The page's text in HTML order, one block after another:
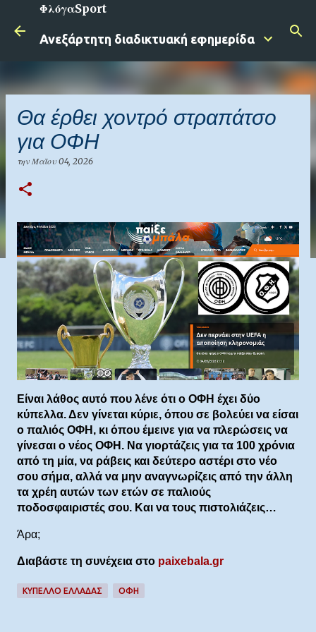
Μετάβαση στο κύριο περιεχόμενο
ΦλόγαSport
Ανεξάρτητη διαδικτυακή εφημερίδα
Θα έρθει χοντρό στραπάτσο
για ΟΦΗ
την Μαΐου 04, 2026
Είναι λάθος αυτό που λένε ότι ο ΟΦΗ έχει δύο
κύπελλα. Δεν γίνεται κύριε, όπου σε βολεύει να είσαι
ο παλιός ΟΦΗ, κι όπου έμεινε για να πλερώσεις να
γίνεσαι ο νέος ΟΦΗ. Να γιορτάζεις για τα 100 χρόνια
από τη μία, να ράβεις και δεύτερο αστέρι στο νέο
σου σήμα, αλλά να μην αναγνωρίζεις από την άλλη
τα χρέη αυτών των ετών σε παλιούς
ποδοσφαιριστές σου. Και να τους πιστολιάζεις…
Άρα;
Διαβάστε τη συνέχεια στο paixebala.gr
ΚΥΠΕΛΛΟ ΕΛΛΑΔΑΣ ΟΦΗ